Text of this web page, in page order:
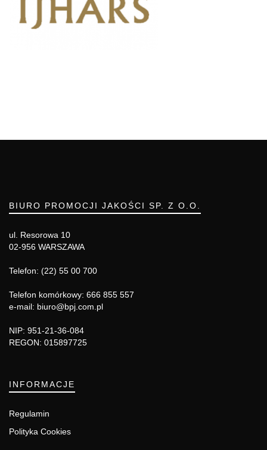
BIURO PROMOCJI JAKOŚCI SP. Z O.O.
ul. Resorowa 10
02-956 WARSZAWA
Telefon: (22) 55 00 700
Telefon komórkowy: 666 855 557
e-mail: biuro@bpj.com.pl
NIP: 951-21-36-084
REGON: 015897725
INFORMACJE
Regulamin
Polityka Cookies